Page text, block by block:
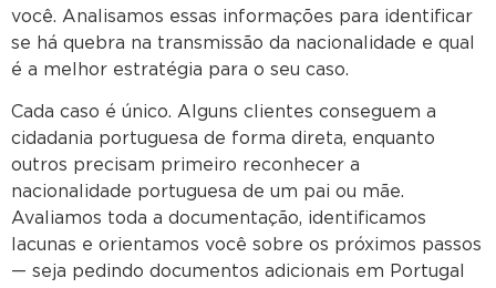
você. Analisamos essas informações para identificar
se há quebra na transmissão da nacionalidade e qual
é a melhor estratégia para o seu caso.
Cada caso é único. Alguns clientes conseguem a
cidadania portuguesa de forma direta, enquanto
outros precisam primeiro reconhecer a
nacionalidade portuguesa de um pai ou mãe.
Avaliamos toda a documentação, identificamos
lacunas e orientamos você sobre os próximos passos
— seja pedindo documentos adicionais em Portugal